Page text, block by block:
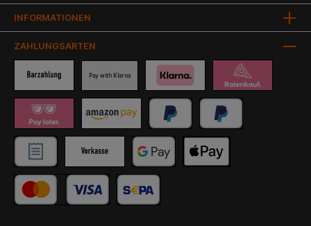
INFORMATIONEN
ZAHLUNGSARTEN
Pay with Klarna